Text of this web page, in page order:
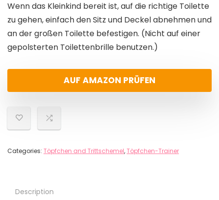
Wenn das Kleinkind bereit ist, auf die richtige Toilette
zu gehen, einfach den Sitz und Deckel abnehmen und
an der großen Toilette befestigen. (Nicht auf einer
gepolsterten Toilettenbrille benutzen.)
AUF AMAZON PRÜFEN
Categories: Töpfchen and Trittschemel,Töpfchen-Trainer
Description